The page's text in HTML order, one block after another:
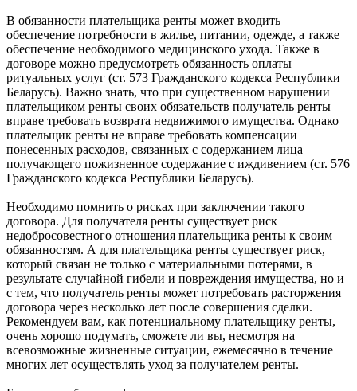
В обязанности плательщика ренты может входить
обеспечение потребности в жилье, питании, одежде, а также
обеспечение необходимого медицинского ухода. Также в
договоре можно предусмотреть обязанность оплаты
ритуальных услуг (ст. 573 Гражданского кодекса Республики
Беларусь). Важно знать, что при существенном нарушении
плательщиком ренты своих обязательств получатель ренты
вправе требовать возврата недвижимого имущества. Однако
плательщик ренты не вправе требовать компенсации
понесенных расходов, связанных с содержанием лица
получающего пожизненное содержание с иждивением (ст. 576
Гражданского кодекса Республики Беларусь).
Необходимо помнить о рисках при заключении такого
договора. Для получателя ренты существует риск
недобросовестного отношения плательщика ренты к своим
обязанностям. А для плательщика ренты существует риск,
который связан не только с материальными потерями, в
результате случайной гибели и повреждения имущества, но и
с тем, что получатель ренты может потребовать расторжения
договора через несколько лет после совершения сделки.
Рекомендуем вам, как потенциальному плательщику ренты,
очень хорошо подумать, сможете ли вы, несмотря на
всевозможные жизненные ситуации, ежемесячно в течение
многих лет осуществлять уход за получателем ренты.